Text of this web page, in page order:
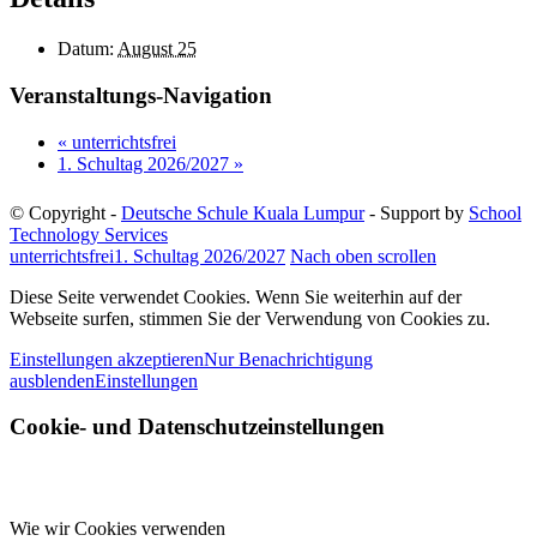
Datum: August 25
Veranstaltungs-Navigation
« unterrichtsfrei
1. Schultag 2026/2027 »
© Copyright - Deutsche Schule Kuala Lumpur- Support by School
Technology Services
unterrichtsfrei1. Schultag 2026/2027 Nach oben scrollen
Diese Seite verwendet Cookies. Wenn Sie weiterhin auf der
Webseite surfen, stimmen Sie der Verwendung von Cookies zu.
Einstellungen akzeptierenNur Benachrichtigung
ausblendenEinstellungen
Cookie- und Datenschutzeinstellungen
Wie wir Cookies verwenden